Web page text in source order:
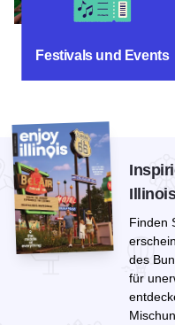
Festivals und Events
Finden
des
für